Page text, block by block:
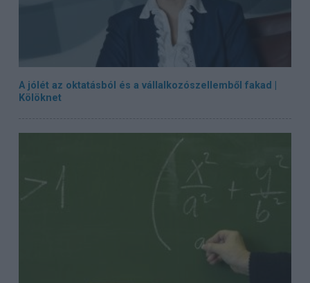
A jólét az oktatásból és a vállalkozószellemből fakad |
Kölöknet